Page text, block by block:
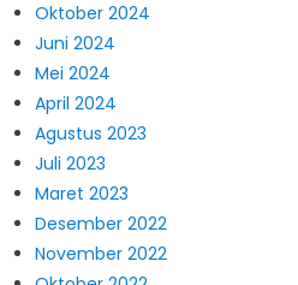
Oktober 2024
Juni 2024
Mei 2024
April 2024
Agustus 2023
Juli 2023
Maret 2023
Desember 2022
November 2022